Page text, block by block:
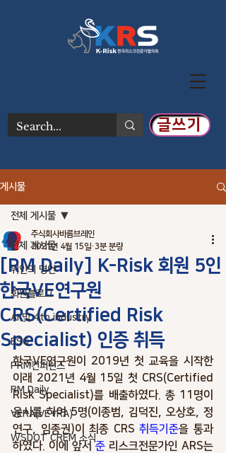
글쓰기
게시물
전체 게시물
위인의 명언
회원블로그
AI 및 4th industry
ESG
PRM컨퍼런스
RM Daily
VERA(VE+RA)
WSDOT CREM 소식
전체 게시물
[RM Daily] K-Risk 회원 5인
한국VE연구원
CRS(Certified Risk
Specialist) 인증 취득
주식회사바름브레인
2021년 4월 15일 3분 분량
한국VE연구원이 2019년 첫 교육을 시작한
이래 2021년 4월 15일 첫 CRS(Certified
Risk Specialist)를 배출하였다. 총 11명이
응시를 하여 5명(이종범, 김덕진, 오상호, 정
연구, 임종권)이 최종 CRS 취득기준을 통과
하였다. 이에 앞서 준 리스크전문가인 ARS는